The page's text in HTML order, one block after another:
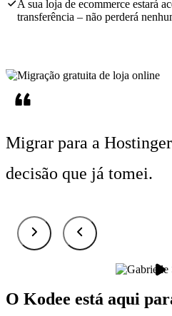
A sua loja de ecommerce estará
transferência – não perderá
Migrar para a
decisão que já tomei.
O Kodee está aqui